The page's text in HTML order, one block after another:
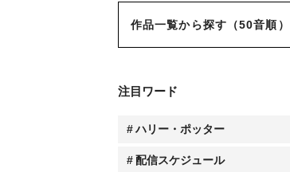
作品一覧から探す（50音順）
注目ワード
ハリー・ポッター
配信スケジュール